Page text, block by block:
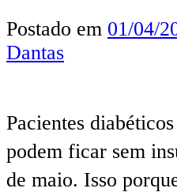
Postado em 01/04/
Dantas
Pacientes
podem ficar sem
de maio. Isso